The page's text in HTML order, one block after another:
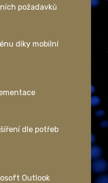
požadavků
díky mobilní
dle potřeb
Outlook